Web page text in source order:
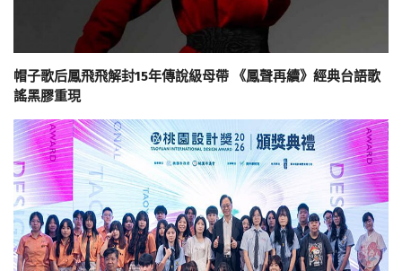
帽子歌后鳳飛飛解封15年傳說級母帶 《鳳聲再續》經典台語歌
謠黑膠重現